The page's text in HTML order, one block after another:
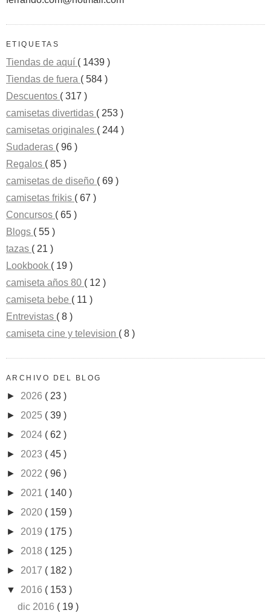
ETIQUETAS
Tiendas de aquí ( 1439 )
Tiendas de fuera ( 584 )
Descuentos ( 317 )
camisetas divertidas ( 253 )
camisetas originales ( 244 )
Sudaderas ( 96 )
Regalos ( 85 )
camisetas de diseño ( 69 )
camisetas frikis ( 67 )
Concursos ( 65 )
Blogs ( 55 )
tazas ( 21 )
Lookbook ( 19 )
camiseta años 80 ( 12 )
camiseta bebe ( 11 )
Entrevistas ( 8 )
camiseta cine y television ( 8 )
ARCHIVO DEL BLOG
► 2026 ( 23 )
► 2025 ( 39 )
► 2024 ( 62 )
► 2023 ( 45 )
► 2022 ( 96 )
► 2021 ( 140 )
► 2020 ( 159 )
► 2019 ( 175 )
► 2018 ( 125 )
► 2017 ( 182 )
▼ 2016 ( 153 )
dic 2016 ( 19 )